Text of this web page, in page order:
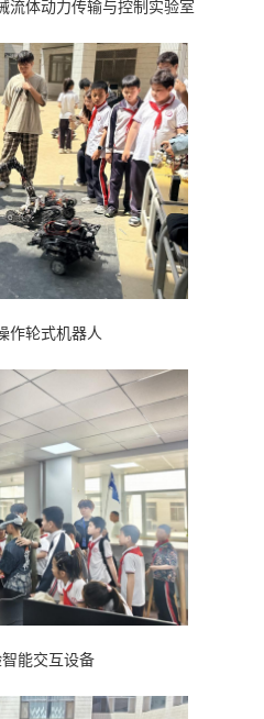
流体动力传输与控制实验室
作轮式机器人
能交互设备